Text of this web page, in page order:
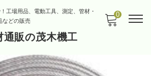
工場用品、電動工具、測定、管材・
などの販売
販の茂木機工
0